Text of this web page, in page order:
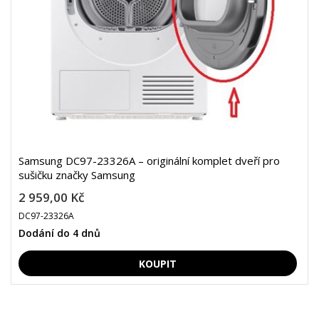
Samsung DC97-23326A – originální komplet dveří pro
sušičku značky Samsung
2 959,00 Kč
DC97-23326A
Dodání do 4 dnů